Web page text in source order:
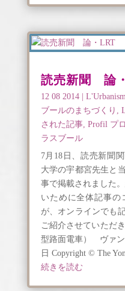
読売新聞 論
12 08 2014|
ブールのまちづくり
された記事, Profil プ
ラスブール
7月18日、読売新聞
大学の宇都宮先生と
事で掲載されました
いために全体記事の
が、オンラインでも
ご紹介させていただ
型路面電車） ヴァン
日 Copyright © The
続きを読む